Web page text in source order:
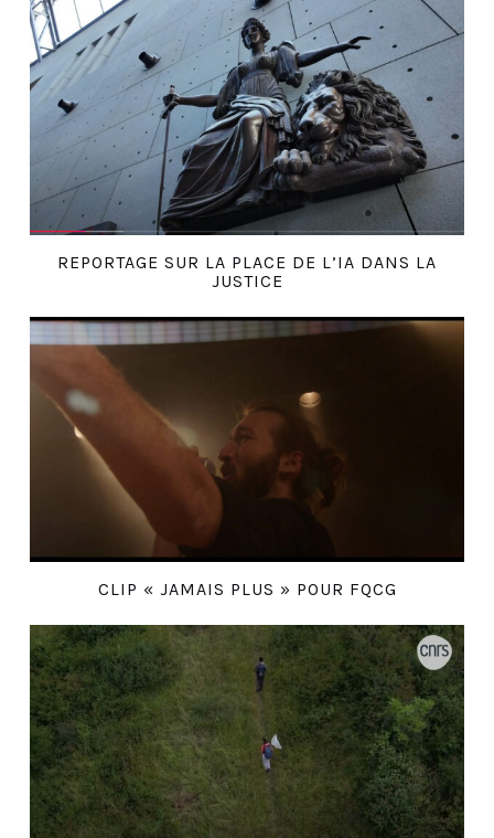
REPORTAGE SUR LA PLACE DE L’IA DANS LA
JUSTICE
CLIP « JAMAIS PLUS » POUR FQCG